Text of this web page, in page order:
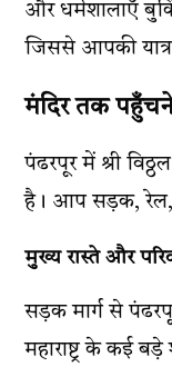
और धर्मशालाएँ
जिससे आपकी
मंदिर तक
पंढरपूर में श्री
है। आप सड़क, रेल,
मुख्य रास्ते और
सड़क मार्ग से
महाराष्ट्र के कई